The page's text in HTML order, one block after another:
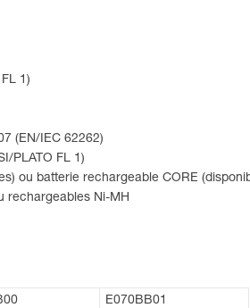
1)
(EN/IEC 62262)
PLATO FL 1)
ou batterie rechargeable CORE
rechargeables Ni-MH
E070BB01